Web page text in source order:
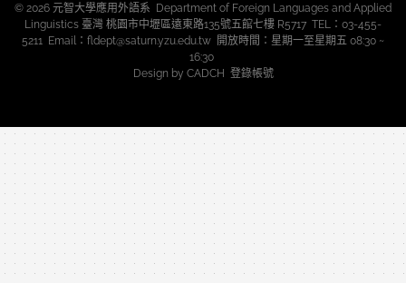
© 2026 元智大學應用外語系 Department of Foreign Languages and Applied
Linguistics 臺灣 桃園市中壢區遠東路135號五館七樓 R5717 TEL：03-455-
5211 Email：fldept@saturn.yzu.edu.tw 開放時間：星期一至星期五 08:30 ~
16:30
Design by CADCH 登錄帳號